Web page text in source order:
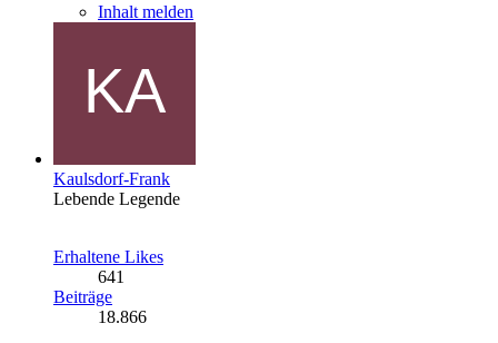
Inhalt melden
Kaulsdorf-Frank
Lebende Legende
Erhaltene Likes
641
Beiträge
18.866